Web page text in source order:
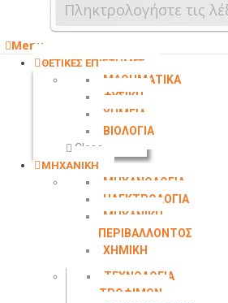
Menu
ΘΕΤΙΚΕΣ ΕΠΙΣΤΗΜΕΣ
ΜΑΘΗΜΑΤΙΚΑ
ΦΥΣΙΚΗ
ΧΗΜΕΙΑ
ΒΙΟΛΟΓΙΑ
Close
ΜΗΧΑΝΙΚΗ
ΜΗΧΑΝΟΛΟΓΙΑ
ΗΛΕΚΤΡΟΛΟΓΙΑ
ΜΗΧΑΝΙΚΗ
ΠΕΡΙΒΑΛΛΟΝΤΟΣ
ΧΗΜΙΚΗ
ΤΕΧΝΟΛΟΓΙΑ
ΤΡΟΦΙΜΩΝ